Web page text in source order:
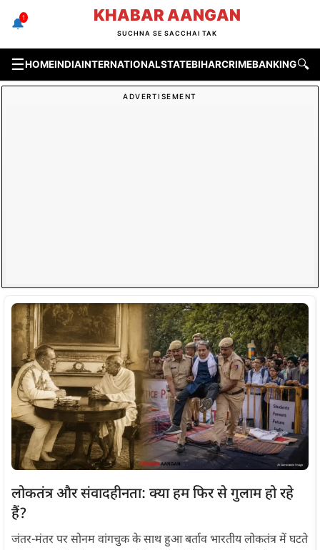
🔔
1 KHABAR AANGAN
SUCHNA SE SACCHAI TAK
☰HOMEINDIAINTERNATIONALSTATEBIHARCRIMEBANKING &🔍
ADVERTISEMENT
लोकतंत्र और संवादहीनता: क्या हम फिर से गुलाम हो रहे
हैं?
जंतर-मंतर पर सोनम वांगचुक के साथ हुआ बर्ताव भारतीय लोकतंत्र में घटते